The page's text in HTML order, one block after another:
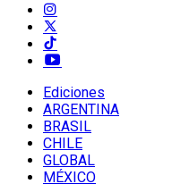
Ediciones
ARGENTINA
BRASIL
CHILE
GLOBAL
MÉXICO